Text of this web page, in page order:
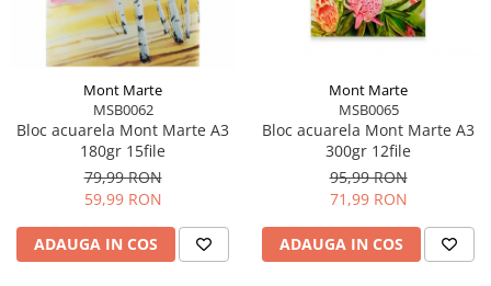
Mont Marte
MSB0062
Bloc acuarela Mont Marte A3
180gr 15file
79,99 RON
59,99 RON
ADAUGA IN COS
Mont Marte
MSB0065
Bloc acuarela Mont Marte A3
300gr 12file
95,99 RON
71,99 RON
ADAUGA IN COS